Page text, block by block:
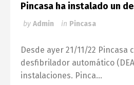
Pincasa ha instalado un
by Admin in Pincasa
Desde ayer 21/11/22 Pincasa
desfibrilador automático
instalaciones. Pinca...